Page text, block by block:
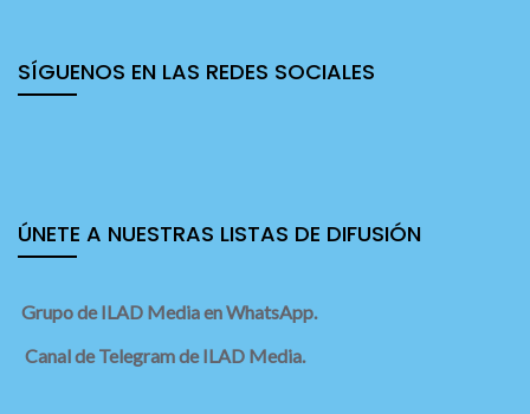
SÍGUENOS EN LAS REDES SOCIALES
ÚNETE A NUESTRAS LISTAS DE DIFUSIÓN
Grupo de ILAD Media en WhatsApp.
Canal de Telegram de ILAD Media.